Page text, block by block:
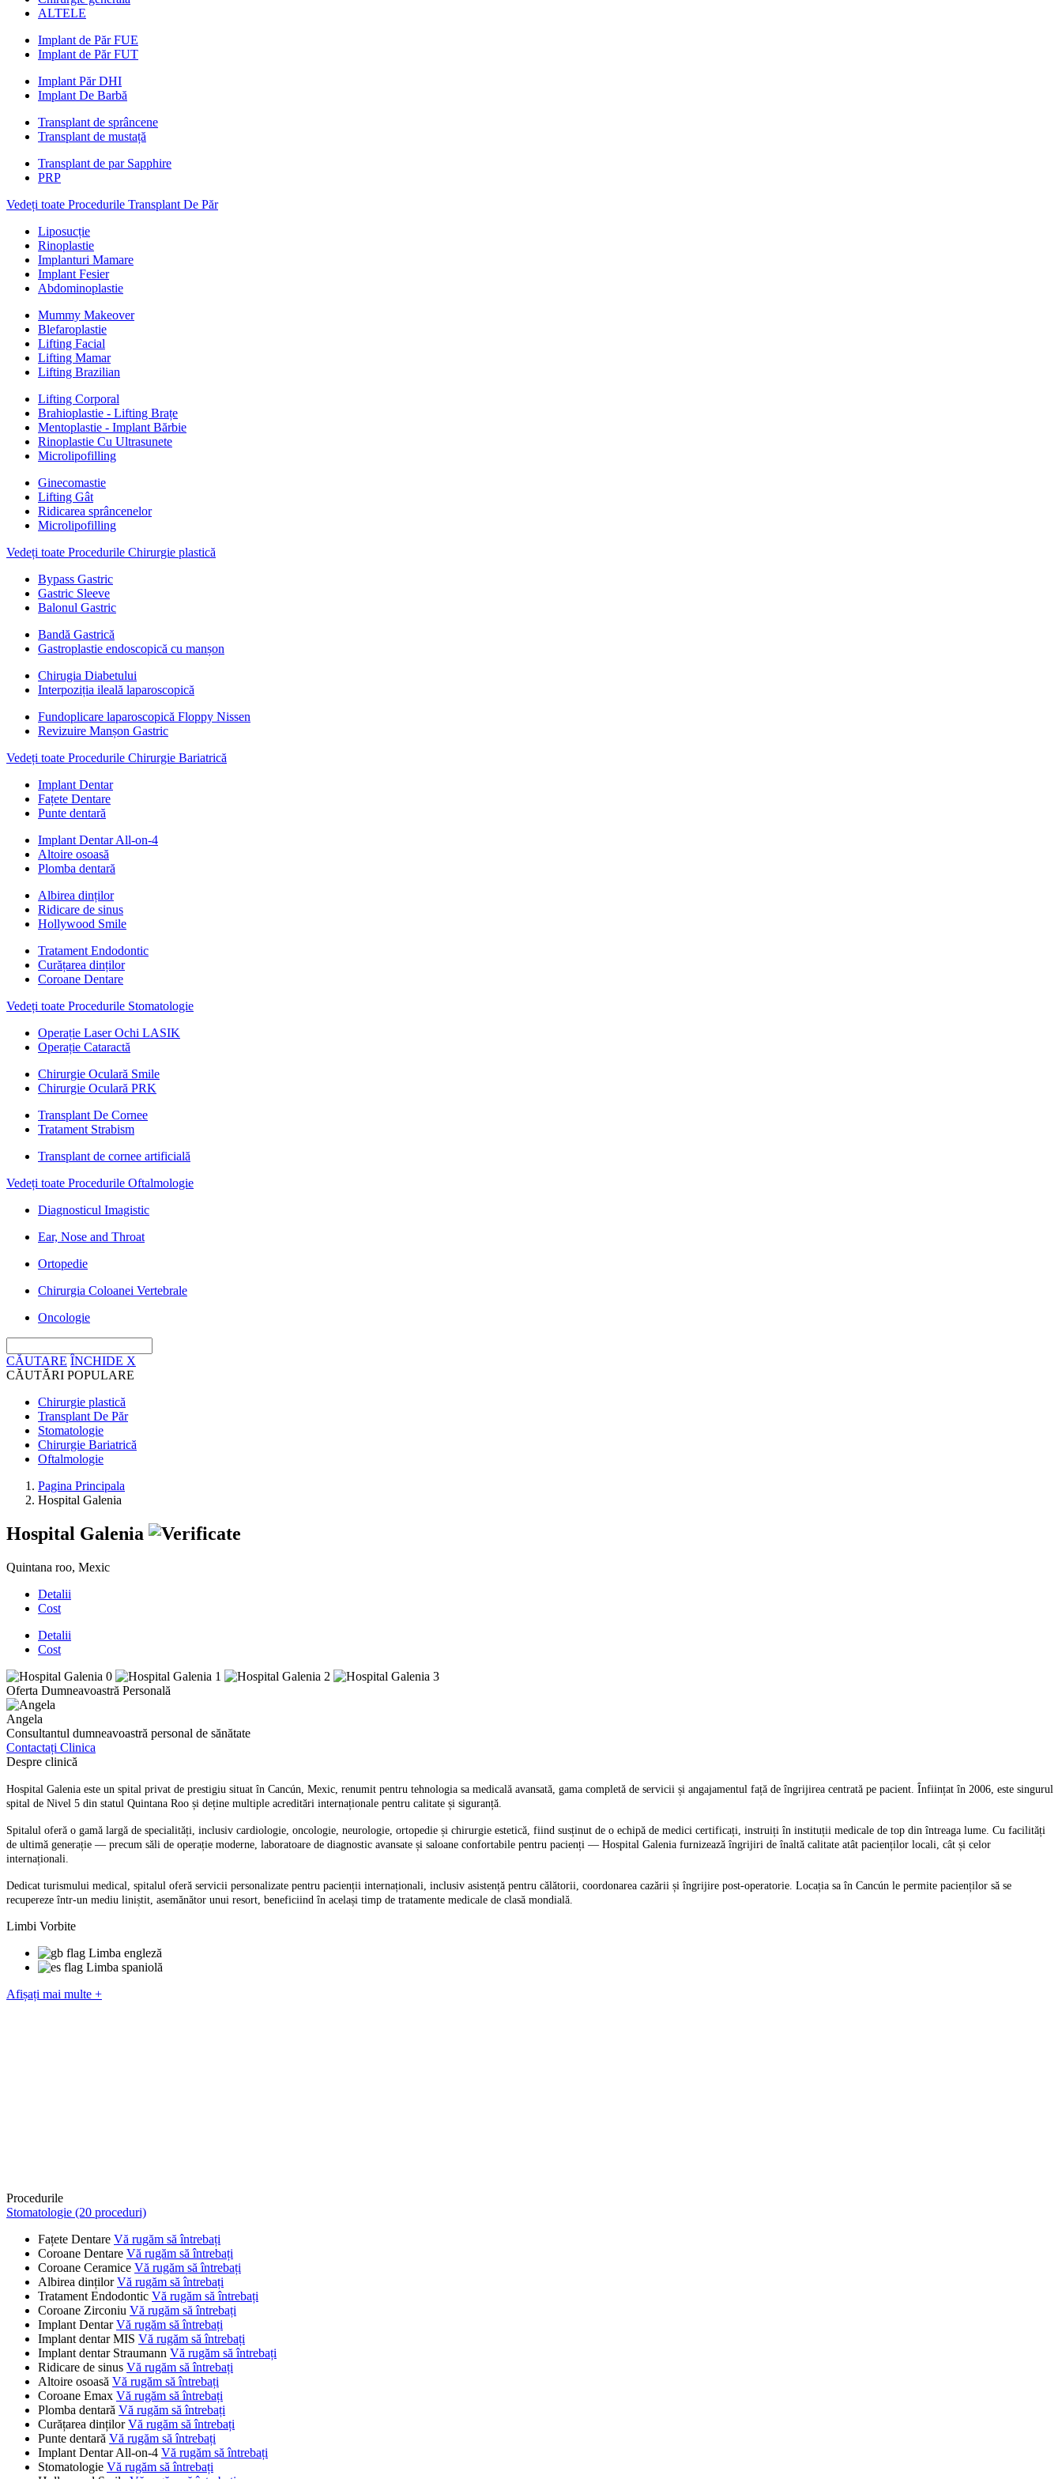
ALTELE
Implant de Păr FUE
Implant de Păr FUT
Implant Păr DHI
Implant De Barbă
Transplant de sprâncene
Transplant de mustață
Transplant de par Sapphire
PRP
Vedeți toate Procedurile Transplant De Păr
Liposucție
Rinoplastie
Implanturi Mamare
Implant Fesier
Abdominoplastie
Mummy Makeover
Blefaroplastie
Lifting Facial
Lifting Mamar
Lifting Brazilian
Lifting Corporal
Brahioplastie - Lifting Brațe
Mentoplastie - Implant Bărbie
Rinoplastie Cu Ultrasunete
Microlipofilling
Ginecomastie
Lifting Gât
Ridicarea sprâncenelor
Microlipofilling
Vedeți toate Procedurile Chirurgie plastică
Bypass Gastric
Gastric Sleeve
Balonul Gastric
Bandă Gastrică
Gastroplastie endoscopică cu manșon
Chirugia Diabetului
Interpoziția ileală laparoscopică
Fundoplicare laparoscopică Floppy Nissen
Revizuire Manșon Gastric
Vedeți toate Procedurile Chirurgie Bariatrică
Implant Dentar
Fațete Dentare
Punte dentară
Implant Dentar All-on-4
Altoire osoasă
Plomba dentară
Albirea dinților
Ridicare de sinus
Hollywood Smile
Tratament Endodontic
Curățarea dinților
Coroane Dentare
Vedeți toate Procedurile Stomatologie
Operație Laser Ochi LASIK
Operație Cataractă
Chirurgie Oculară Smile
Chirurgie Oculară PRK
Transplant De Cornee
Tratament Strabism
Transplant de cornee artificială
Vedeți toate Procedurile Oftalmologie
Diagnosticul Imagistic
Ear, Nose and Throat
Ortopedie
Chirurgia Coloanei Vertebrale
Oncologie
CĂUTARE ÎNCHIDE X
CĂUTĂRI POPULARE
Chirurgie plastică
Transplant De Păr
Stomatologie
Chirurgie Bariatrică
Oftalmologie
Pagina Principala
Hospital Galenia
Hospital Galenia
Quintana roo, Mexic
Detalii
Cost
Detalii
Cost
Oferta Dumneavoastră Personală
Angela
Consultantul dumneavoastră personal de sănătate
Contactați Clinica
Despre clinică
Hospital Galenia este un spital privat de prestigiu situat în Cancún, Mexic, renumit pentru tehnologia sa medicală avansată, gama completă de servicii și angajamentul față de îngrijirea centrată pe pacient. Înființat în 2006, este singurul
spital de Nivel 5 din statul Quintana Roo și deține multiple acreditări internaționale pentru calitate și siguranță.
Spitalul oferă o gamă largă de specialități, inclusiv cardiologie, oncologie, neurologie, ortopedie și chirurgie estetică, fiind susținut de o echipă de medici certificați, instruiți în instituții medicale de top din întreaga lume. Cu facilități
de ultimă generație — precum săli de operație moderne, laboratoare de diagnostic avansate și saloane confortabile pentru pacienți — Hospital Galenia furnizează îngrijiri de înaltă calitate atât pacienților locali, cât și celor
internaționali.
Dedicat turismului medical, spitalul oferă servicii personalizate pentru pacienții internaționali, inclusiv asistență pentru călătorii, coordonarea cazării și îngrijire post-operatorie. Locația sa în Cancún le permite pacienților să se
recupereze într-un mediu liniștit, asemănător unui resort, beneficiind în același timp de tratamente medicale de clasă mondială.
Limbi Vorbite
Limba engleză
Limba spaniolă
Afișați mai multe +
Procedurile
Stomatologie (20 proceduri)
Fațete Dentare Vă rugăm să întrebați
Coroane Dentare Vă rugăm să întrebați
Coroane Ceramice Vă rugăm să întrebați
Albirea dinților Vă rugăm să întrebați
Tratament Endodontic Vă rugăm să întrebați
Coroane Zirconiu Vă rugăm să întrebați
Implant Dentar Vă rugăm să întrebați
Implant dentar MIS Vă rugăm să întrebați
Implant dentar Straumann Vă rugăm să întrebați
Ridicare de sinus Vă rugăm să întrebați
Altoire osoasă Vă rugăm să întrebați
Coroane Emax Vă rugăm să întrebați
Plomba dentară Vă rugăm să întrebați
Curățarea dinților Vă rugăm să întrebați
Punte dentară Vă rugăm să întrebați
Implant Dentar All-on-4 Vă rugăm să întrebați
Stomatologie Vă rugăm să întrebați